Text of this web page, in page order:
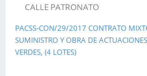
CALLE PATRONATO
PACSS-CON/29/2017 CONTRATO
SUMINISTRO Y OBRA DE
VERDES, (4 LOTES)